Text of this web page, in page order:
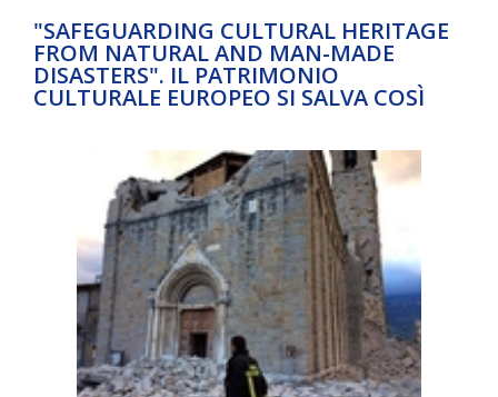
"SAFEGUARDING CULTURAL HERITAGE
FROM NATURAL AND MAN-MADE
DISASTERS". IL PATRIMONIO
CULTURALE EUROPEO SI SALVA COSÌ